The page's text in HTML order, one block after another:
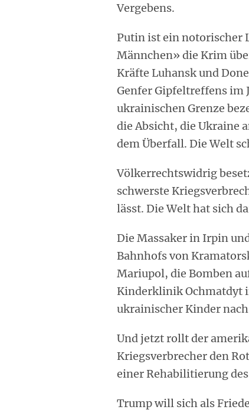
Vergebens.
Putin ist ein notorischer
Männchen» die Krim
Kräfte Luhansk und
Genfer Gipfeltreffens im
ukrainischen Grenze
die Absicht, die Ukraine
dem Überfall. Die Welt
Völkerrechtswidrig
schwerste
lässt. Die Welt hat sich
Die Massaker in Irpin
Bahnhofs von
Mariupol, die Bomben
Kinderklinik Ochmatdyt
ukrainischer Kinder
Und jetzt rollt der
Kriegsverbrecher den
einer Rehabilitierung
Trump will sich als